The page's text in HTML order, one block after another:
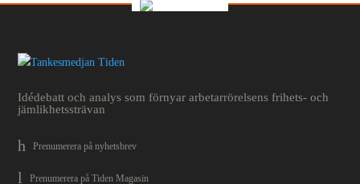
Idédebatt och analys som förnyar arbetarrörelsens frihets- och
jämlikhetssträvan
Prenumerera på nyhetsbrev
Prenumerera på Tiden Magasin